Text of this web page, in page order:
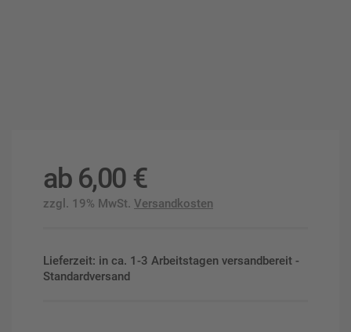
ab 6,00 €
zzgl. 19% MwSt. Versandkosten
Lieferzeit: in ca. 1-3 Arbeitstagen versandbereit -
Standardversand